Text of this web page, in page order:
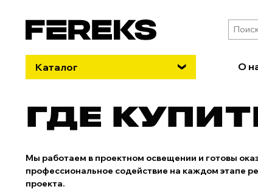
Каталог О
ГДЕ
Мы работаем в проектном освещении и готовы
профессиональное содействие на каждом этапе
проекта.